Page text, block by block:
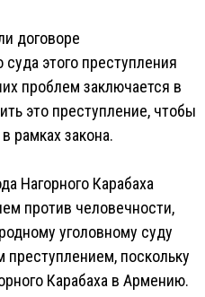
договоре
этого преступления
проблем заключается в
это преступление, чтобы
рамках закона.
Нагорного Карабаха
против человечности,
уголовному суду
поскольку
Карабаха в Армению.